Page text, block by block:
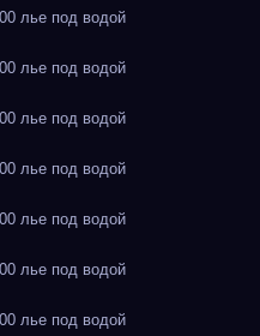
лье под водой
лье под водой
лье под водой
лье под водой
лье под водой
лье под водой
лье под водой